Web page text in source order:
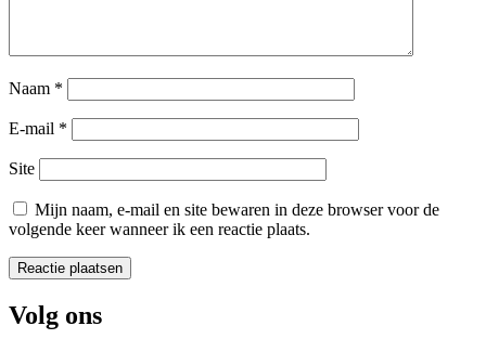
Naam *
E-mail *
Site
Mijn naam, e-mail en site bewaren in deze browser voor de
volgende keer wanneer ik een reactie plaats.
Volg ons